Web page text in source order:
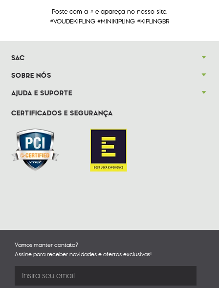
Poste com a # e apareça no nosso site.
#VOUDEKIPLING #MINIKIPLING #KIPLINGBR
SAC
SOBRE NÓS
AJUDA E SUPORTE
CERTIFICADOS E SEGURANÇA
Vamos manter contato?
Assine para receber novidades e ofertas exclusivas!